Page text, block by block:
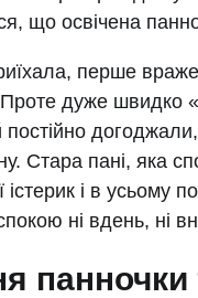
що освічена
перше
дуже швидко
догоджали,
Стара пані, яка
істерик і в усьому
ні вдень, ні
панночки